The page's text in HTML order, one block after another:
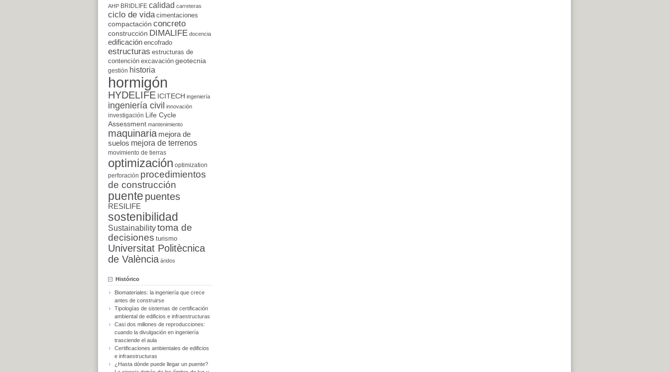
AHP BRIDLIFE calidad carreteras
ciclo de vida cimentaciones
compactación concreto
construcción DIMALIFE docencia
edificación encofrado
estructuras estructuras de
contención excavación geotecnia
gestión historia
hormigón
HYDELIFE ICITECH ingeniería
ingeniería civil innovación
investigación
Life Cycle
Assessment mantenimiento
maquinaria mejora de
suelos mejora de terrenos
movimiento de tierras
optimización optimization
perforación procedimientos
de construcción
puente puentes
RESILIFE
sostenibilidad
Sustainabilitytoma de
decisiones turismo
Universitat Politècnica
de València áridos
Histórico
Biomateriales: la ingeniería que crece
antes de construirse
Tipologías de sistemas de certificación
ambiental de edificios e infraestructuras
Casi dos millones de reproducciones:
cuando la divulgación en ingeniería
trasciende el aula
Certificaciones ambientales de edificios
e infraestructuras
¿Hasta dónde puede llegar un puente?